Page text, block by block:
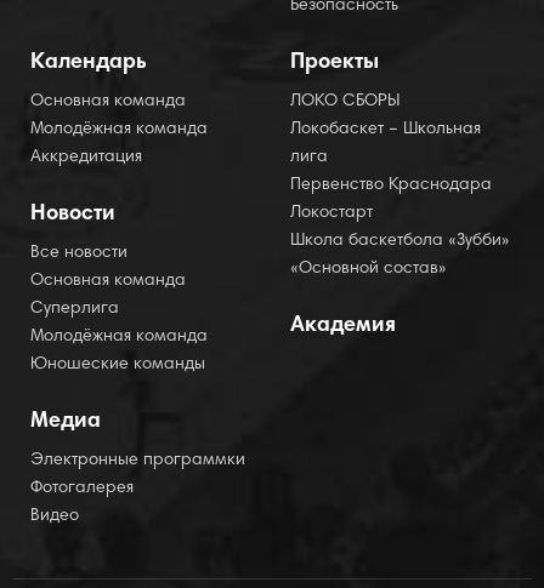
Безопасность
Календарь
Основная команда
Молодёжная команда
Аккредитация
Новости
Все новости
Основная команда
Суперлига
Молодёжная команда
Юношеские команды
Медиа
Электронные программки
Фотогалерея
Видео
Проекты
ЛОКО СБОРЫ
Локобаскет – Школьная
лига
Первенство Краснодара
Локостарт
Школа баскетбола «Зубби»
«Основной состав»
Академия